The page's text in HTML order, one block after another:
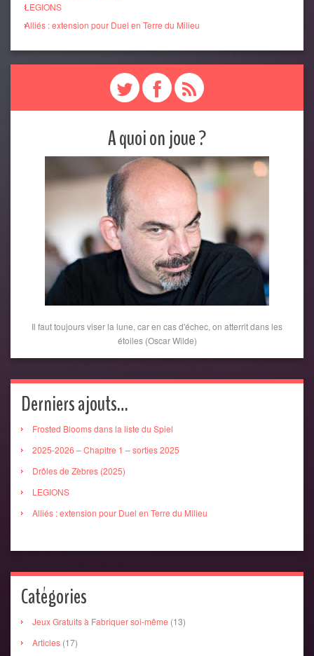
LEGIONS
Alliés : extension pour Duel en Terre du Milieu
A quoi on joue ?
Il faut toujours viser la lune, car en cas d'échec, on atterrit dans les
étoiles (Oscar Wilde)
Derniers ajouts…
Frosted Blooms dans la liste du Spiel
2025-2026 – Chapitre 1 – sorties 2025
Drôles de Zèbres (2025)
LEGIONS
Alliés : extension pour Duel en Terre du Milieu
Catégories
Jeux Gratuits à Fabriquer soi-même (13)
Articles (17)